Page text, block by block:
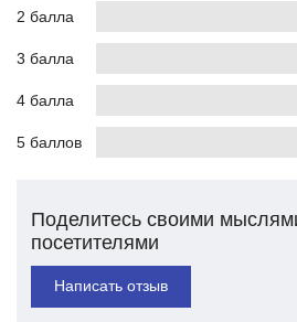
2 балла
3 балла
4 балла
5 баллов
Поделитесь своими
посетителями
Написать отзыв